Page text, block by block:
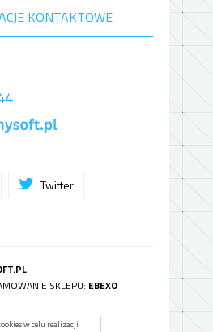
KONTAKTOWE
Twitter
SKLEPU: EBEXO
w celu realizacji